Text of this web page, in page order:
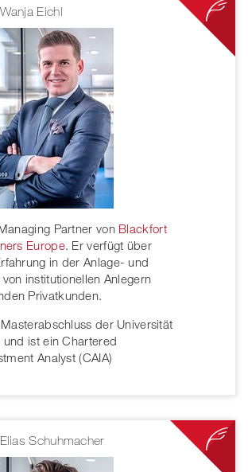
Eichl
Partner von Blackfort
Europe. Er verfügt über
in der Anlage- und
institutionellen Anlegern
Privatkunden.
der Universität
und ist ein Chartered
Analyst (CAIA)
Schuhmacher